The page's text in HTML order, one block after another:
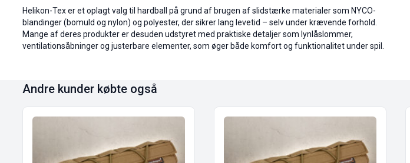
Helikon-Tex er et oplagt valg til hardball på grund af brugen af slidstærke materialer som NYCO-
blandinger (bomuld og nylon) og polyester, der sikrer lang levetid – selv under krævende forhold.
Mange af deres produkter er desuden udstyret med praktiske detaljer som lynlåslommer,
ventilationsåbninger og justerbare elementer, som øger både komfort og funktionalitet under spil.
Andre kunder købte også